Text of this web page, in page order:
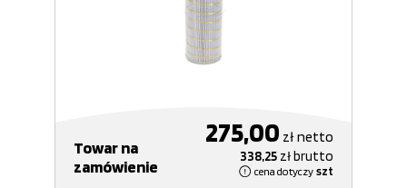
Towar na
zamówienie
275,00 złnetto
338,25 złbrutto
cena dotyczy szt